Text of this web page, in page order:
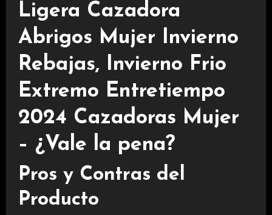
Ligera Cazadora
Abrigos Mujer Invierno
Rebajas, Invierno Frio
Extremo Entretiempo
2024 Cazadoras Mujer
– ¿Vale la pena?
Pros y Contras del
Producto